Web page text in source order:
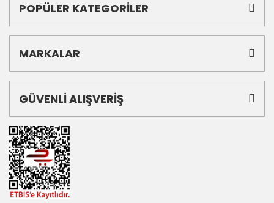
POPÜLER KATEGORİLER
MARKALAR
GÜVENLİ ALIŞVERİŞ